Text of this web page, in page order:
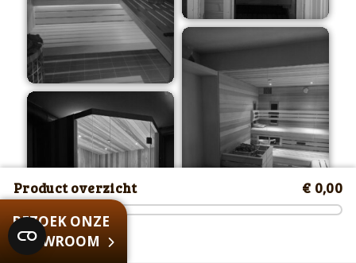
Product overzicht
€ 0,00
BEZOEK ONZE
SHOWROOM